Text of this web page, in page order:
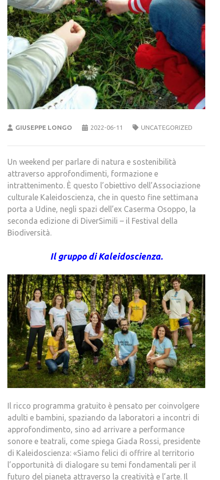
GIUSEPPE LONGO 2022-06-11 UNCATEGORIZED
Un weekend per parlare di natura e sostenibilità
attraverso approfondimenti, formazione e
intrattenimento. È questo l’obiettivo dell’Associazione
culturale Kaleidoscienza, che in questo fine settimana
porta a Udine, negli spazi dell’ex Caserma Osoppo, la
seconda edizione di DiverSimili – il Festival della
Biodiversità.
Il gruppo di Kaleidoscienza.
Il ricco programma gratuito è pensato per coinvolgere
adulti e bambini, spaziando da laboratori a incontri di
approfondimento, sino ad arrivare a performance
sonore e teatrali, come spiega Giada Rossi, presidente
di Kaleidoscienza: «Siamo felici di offrire al territorio
l’opportunità di dialogare su temi fondamentali per il
futuro del pianeta attraverso la creatività e l’arte. Il